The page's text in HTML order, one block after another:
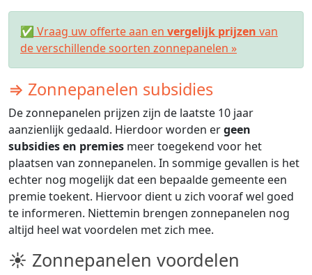
✅ Vraag uw offerte aan en vergelijk prijzen van
de verschillende soorten zonnepanelen »
⇒ Zonnepanelen subsidies
De zonnepanelen prijzen zijn de laatste 10 jaar
aanzienlijk gedaald. Hierdoor worden ergeen
subsidies en premies meer toegekend voor het
plaatsen van zonnepanelen. In sommige gevallen is het
echter nog mogelijk dat een bepaalde gemeente een
premie toekent. Hiervoor dient u zich vooraf wel goed
te informeren. Niettemin brengen zonnepanelen nog
altijd heel wat voordelen met zich mee.
☀ Zonnepanelen voordelen